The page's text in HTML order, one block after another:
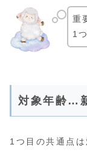
重
1
対象年齢…
1つ目の共通点は